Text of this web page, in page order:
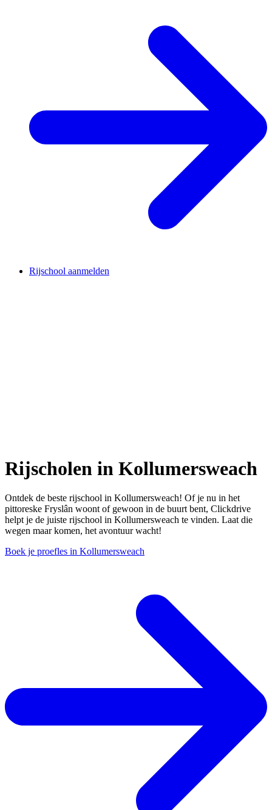
Rijschool aanmelden
Rijscholen in Kollumersweach
Ontdek de beste rijschool in Kollumersweach! Of je nu in het
pittoreske Fryslân woont of gewoon in de buurt bent, Clickdrive
helpt je de juiste rijschool in Kollumersweach te vinden. Laat die
wegen maar komen, het avontuur wacht!
Boek je proefles in Kollumersweach